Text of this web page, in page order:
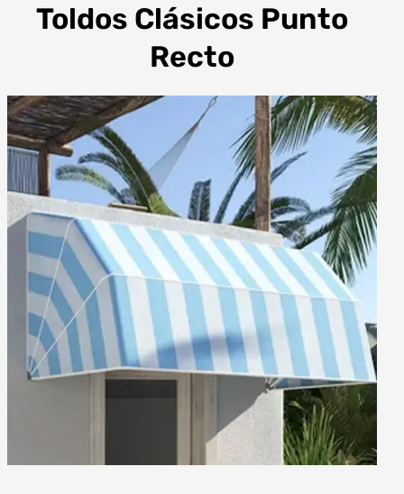
Toldos Clásicos Punto
Recto